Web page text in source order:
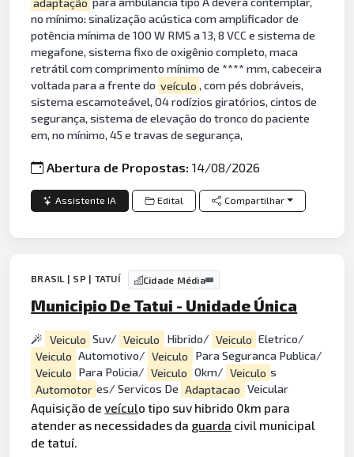
no mínimo: sinalização acústica com amplificador de
potência mínima de 100 W RMS a 13, 8 VCC e sistema de
megafone, sistema fixo de oxigênio completo, maca
retrátil com comprimento mínimo de **** mm, cabeceira
voltada para a frente do veículo , com pés dobráveis,
sistema escamoteável, 04 rodízios giratórios, cintos de
segurança, sistema de elevação do tronco do paciente
em, no mínimo, 45 e travas de segurança,
Abertura de Propostas:14/08/2026
Assistente IA Edital Compartilhar
BRASIL | SP | TATUÍ Cidade Média
Municipio De Tatui - Unidade Única
Veiculo Suv/ Veiculo Hibrido/ Veiculo Eletrico/
Veiculo Automotivo/ Veiculo
Para Seguranca Publica/
Veiculo Para Policia/ Veiculo 0km/ Veiculo s
Automotor es/ Servicos De Adaptacao Veicular
Aquisição deveículo tipo suv hibrido 0km para
atender as necessidades da guarda civil municipal
de tatuí.